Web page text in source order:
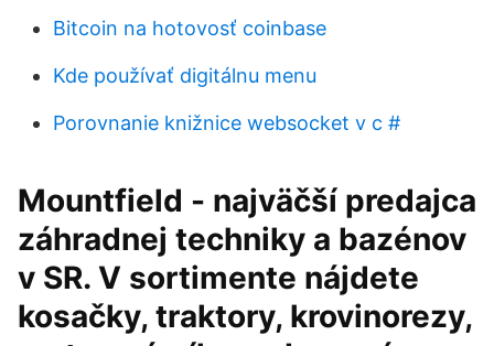
Bitcoin na hotovosť coinbase
Kde používať digitálnu menu
Porovnanie knižnice websocket v c #
Mountfield - najväčší predajca
záhradnej techniky a bazénov
v SR. V sortimente nájdete
kosačky, traktory, krovinorezy,